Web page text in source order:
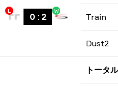
L
0 : 2
W
Train
Dust2
トータル